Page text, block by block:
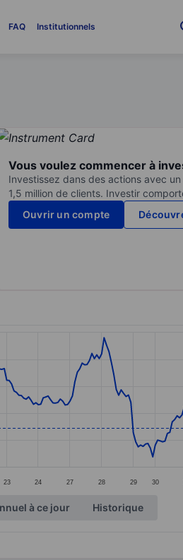
FAQ Institutionnels
Vous voulez commencer à
Investissez dans des actions avec
1,5 million de clients. Investir
Ouvrir un compte
23 24 27 28 29 30
à ce jour Historique